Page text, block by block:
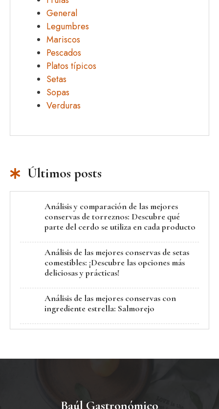
General
Legumbres
Mariscos
Pescados
Platos típicos
Setas
Sopas
Verduras
Últimos posts
Análisis y comparación de las mejores
conservas de torreznos: Descubre qué
parte del cerdo se utiliza en cada producto
Análisis de las mejores conservas de setas
comestibles: ¡Descubre las opciones más
deliciosas y prácticas!
Análisis de las mejores conservas con
ingrediente estrella: Salmorejo
Baúl Gastronómico